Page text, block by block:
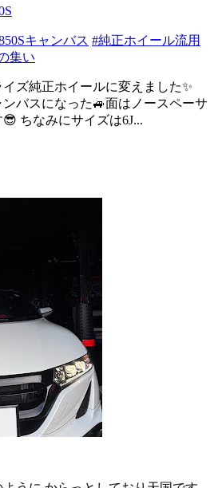
キャンバス #純正ホイール流用
集い
ズ純正ホイールに変えました✨
バスになった🚙面はノースペーサ
ちなみにサイズは6J...